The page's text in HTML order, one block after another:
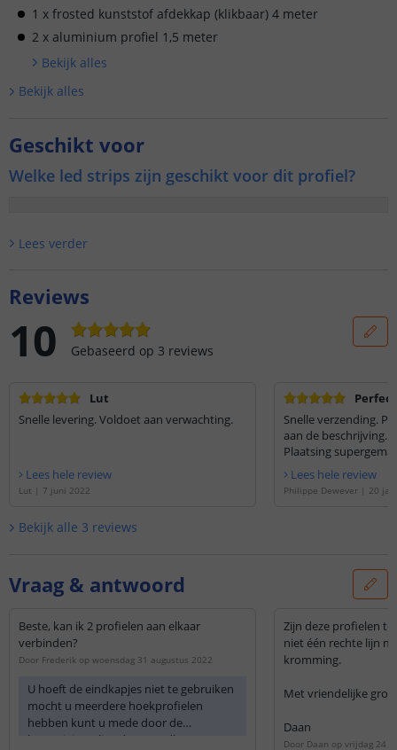
1 x frosted kunststof afdekkap (klikbaar) 4 meter
2 x aluminium profiel 1,5 meter
Bekijk alles
Bekijk alles
Geschikt voor
Welke led strips zijn geschikt voor dit profiel?
Lees verder
Reviews
10 Gebaseerd op 3 reviews
Lut
Snelle levering. Voldoet aan verwachting.
Lees hele review
Lut | 7 juni 2022
Perfect
Snelle verzending.
aan de beschrijving.
Plaatsing
Lees hele review
Philippe Dewever| 20
Bekijk alle 3 reviews
Vraag & antwoord
Beste, kan ik 2 profielen aan elkaar
verbinden?
Door Frederik op woensdag 31 augustus 2022
U hoeft de eindkapjes niet te gebruiken
mocht u meerdere hoekprofielen
hebben kunt u mede door de
bevestigingsclips deze naadloos aan
Zijn deze profielen te
niet één rechte lijn
kromming.
Met vriendelijke
Daan
Door Daan op vrijdag 24